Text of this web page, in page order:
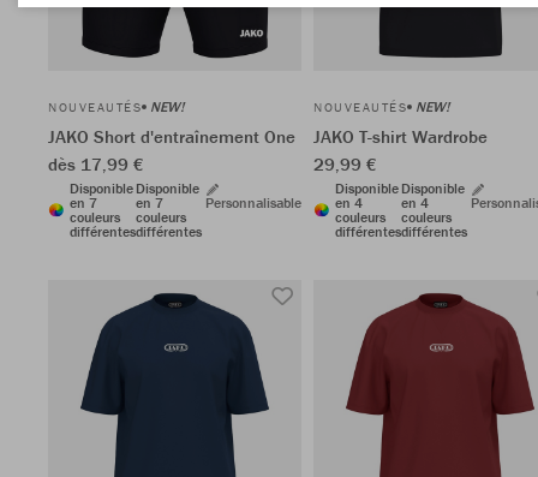
NOUVEAUTÉS NEW!
JAKO Short d'entraînement One
dès 17,99 €
Disponible
en 7
couleurs
différentes
Disponible
en 7
couleurs
différentes
Personnalisable
NOUVEAUTÉS NEW!
JAKO T-shirt Wardrobe
29,99 €
Disponible
en 4
couleurs
différentes
Disponible
en 4
couleurs
différentes